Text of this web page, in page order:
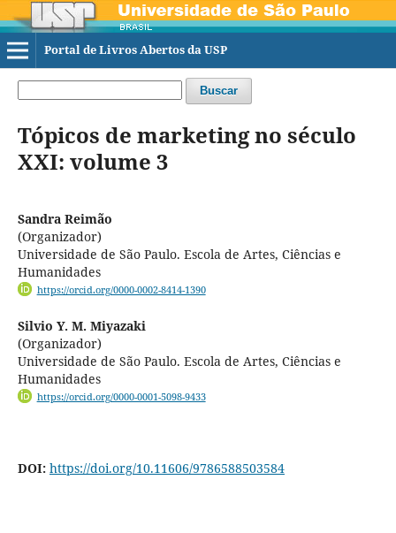
Portal de Livros Abertos da USP
Buscar
Tópicos de marketing no século
XXI: volume 3
Sandra Reimão
(Organizador)
Universidade de São Paulo. Escola de Artes, Ciências e
Humanidades
https://orcid.org/0000-0002-8414-1390
Silvio Y. M. Miyazaki
(Organizador)
Universidade de São Paulo. Escola de Artes, Ciências e
Humanidades
https://orcid.org/0000-0001-5098-9433
DOI: https://doi.org/10.11606/9786588503584